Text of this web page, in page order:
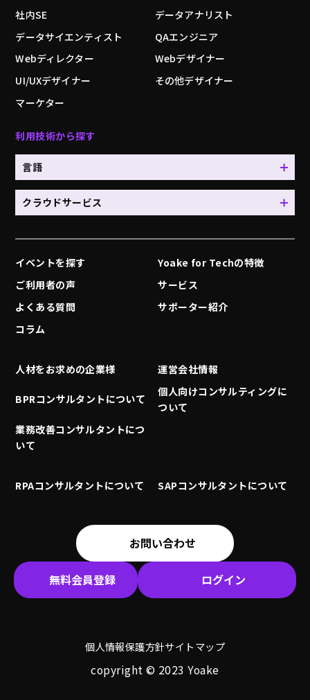
社内SE
データアナリスト
データサイエンティスト
QAエンジニア
Webディレクター
Webデザイナー
UI/UXデザイナー
その他デザイナー
マーケター
利用技術から探す
言語
クラウドサービス
イベントを探す
Yoake for Techの特徴
ご利用者の声
サービス
よくある質問
サポーター紹介
コラム
人材をお求めの企業様 運営会社情報
BPRコンサルタントについて
個人向けコンサルティングに
ついて
業務改善コンサルタントにつ
いて
RPAコンサルタントについて SAPコンサルタントについて
お問い合わせ
無料会員登録 ログイン
個人情報保護方針サイトマップ
copyright © 2023 Yoake